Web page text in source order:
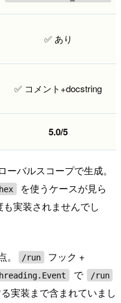
✅ あり
✅ コメント+docstring
5.0/5
ーバルスコープで生成。
を使うケースが見ら
実装されませんでし
/run フック +
で /run
実装まで含まれていまし